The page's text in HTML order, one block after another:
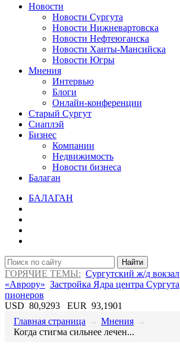
Новости
Новости Сургута
Новости Нижневартовска
Новости Нефтеюганска
Новости Ханты-Мансийска
Новости Югры
Мнения
Интервью
Блоги
Онлайн-конференции
Старый Сургут
Сиаплэй
Бизнес
Компании
Недвижимость
Новости бизнеса
Балаган
БАЛАГАН
Найти
ГОРЯЧИЕ ТЕМЫ: Сургутский ж/д вокзал
«Аврору» Застройка Ядра центра Сургута
пионеров
USD 80,9293 EUR 93,1901
Главная страница → Мнения →
Когда стигма сильнее лечен...